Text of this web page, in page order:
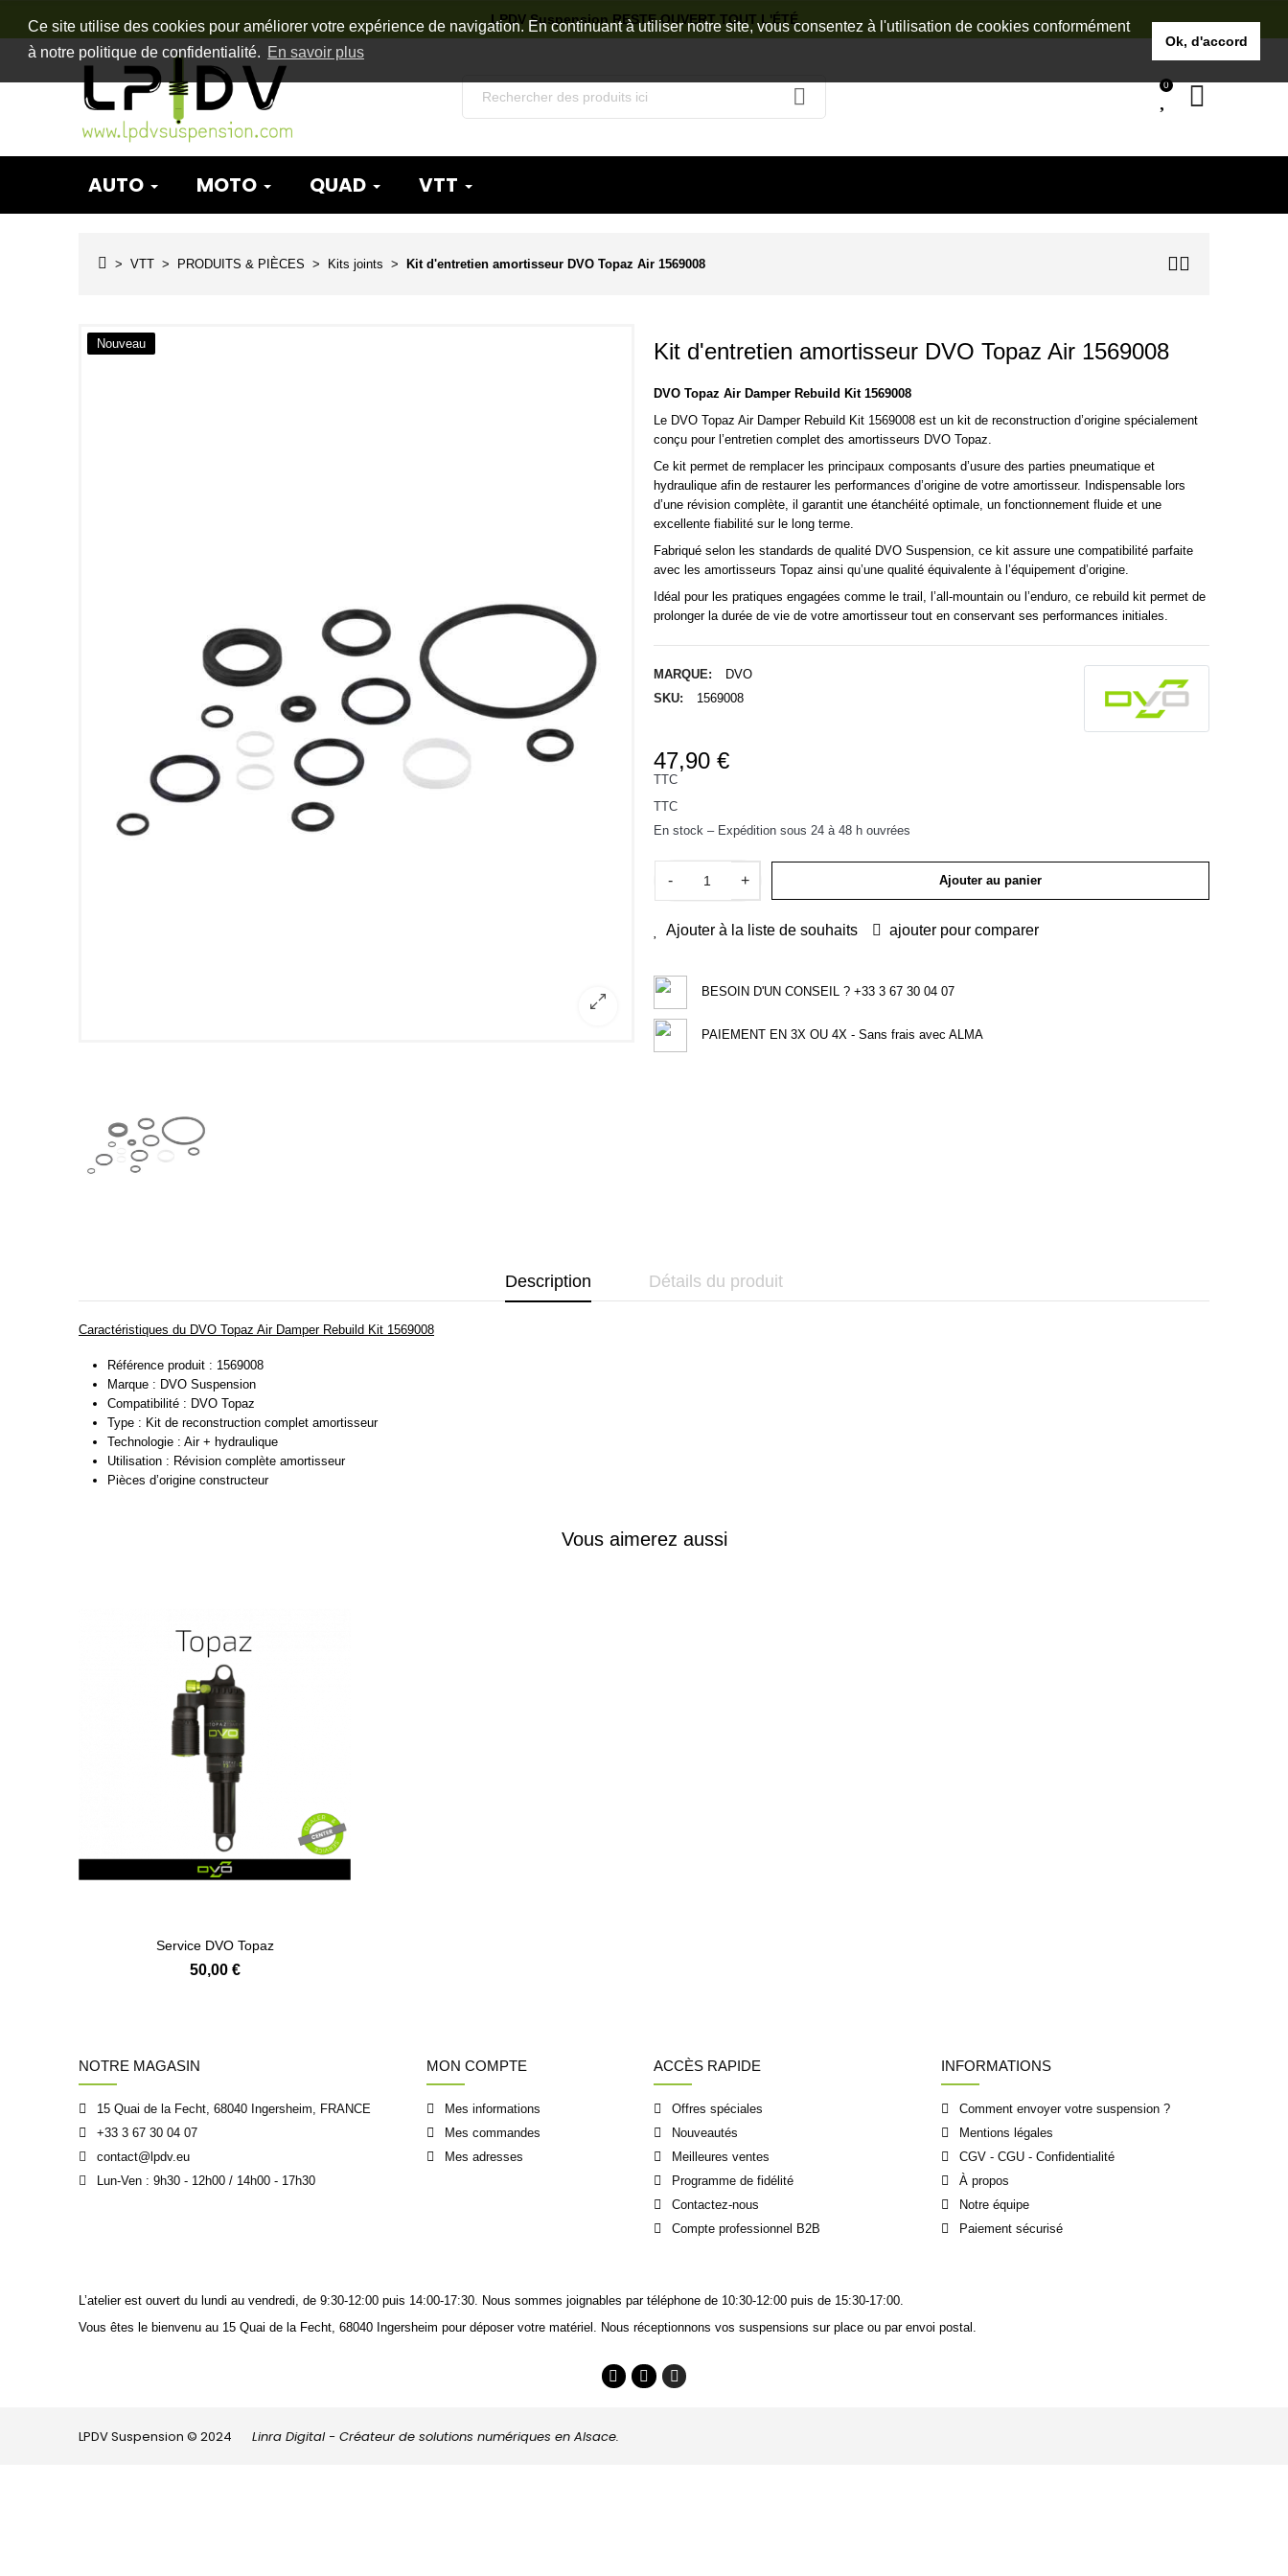
Ce site utilise des cookies pour améliorer votre expérience de navigation. En continuant à utiliser notre site, vous consentez à l'utilisation de cookies conformément
à notre politique de confidentialité. En savoir plus
Ok, d'accord
LPDV Suspension RESTE OUVERT TOUT L'ÉTÉ
0
AUTO MOTO QUAD VTT
VTT PRODUITS & PIÈCES Kits joints Kit d'entretien amortisseur DVO Topaz Air 1569008
Nouveau Kit d'entretien amortisseur DVO Topaz Air 1569008
DVO Topaz Air Damper Rebuild Kit 1569008
Le DVO Topaz Air Damper Rebuild Kit 1569008 est un kit de reconstruction d’origine spécialement
conçu pour l’entretien complet des amortisseurs DVO Topaz.
Ce kit permet de remplacer les principaux composants d’usure des parties pneumatique et
hydraulique afin de restaurer les performances d’origine de votre amortisseur. Indispensable lors
d’une révision complète, il garantit une étanchéité optimale, un fonctionnement fluide et une
excellente fiabilité sur le long terme.
Fabriqué selon les standards de qualité DVO Suspension, ce kit assure une compatibilité parfaite
avec les amortisseurs Topaz ainsi qu’une qualité équivalente à l’équipement d’origine.
Idéal pour les pratiques engagées comme le trail, l’all-mountain ou l’enduro, ce rebuild kit permet de
prolonger la durée de vie de votre amortisseur tout en conservant ses performances initiales.
MARQUE:
DVO
SKU:
1569008
47,90 €
TTC
TTC
En stock – Expédition sous 24 à 48 h ouvrées
- + Ajouter au panier
Ajouter à la liste de souhaits ajouter pour comparer
BESOIN D'UN CONSEIL ? +33 3 67 30 04 07
PAIEMENT EN 3X OU 4X - Sans frais avec ALMA
Description Détails du produit
Caractéristiques du DVO Topaz Air Damper Rebuild Kit 1569008
Référence produit : 1569008
Marque : DVO Suspension
Compatibilité : DVO Topaz
Type : Kit de reconstruction complet amortisseur
Technologie : Air + hydraulique
Utilisation : Révision complète amortisseur
Pièces d’origine constructeur
Vous aimerez aussi
Service DVO Topaz
50,00 €
NOTRE MAGASIN
15 Quai de la Fecht, 68040 Ingersheim, FRANCE
+33 3 67 30 04 07
contact@lpdv.eu
Lun-Ven : 9h30 - 12h00 / 14h00 - 17h30
MON COMPTE
Mes informations
Mes commandes
Mes adresses
ACCÈS RAPIDE
Offres spéciales
Nouveautés
Meilleures ventes
Programme de fidélité
Contactez-nous
Compte professionnel B2B
INFORMATIONS
Comment envoyer votre suspension ?
Mentions légales
CGV - CGU - Confidentialité
À propos
Notre équipe
Paiement sécurisé
L’atelier est ouvert du lundi au vendredi, de 9:30-12:00 puis 14:00-17:30. Nous sommes joignables par téléphone de 10:30-12:00 puis de 15:30-17:00.
Vous êtes le bienvenu au 15 Quai de la Fecht, 68040 Ingersheim pour déposer votre matériel. Nous réceptionnons vos suspensions sur place ou par envoi postal.
LPDV Suspension © 2024 Linra Digital - Créateur de solutions numériques en Alsace.